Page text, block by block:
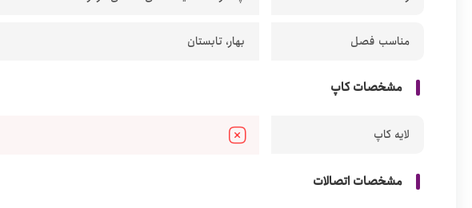
مناسب فصل بهار، تابستان
مشخصات کاپ
لایه کاپ
مشخصات اتصالات